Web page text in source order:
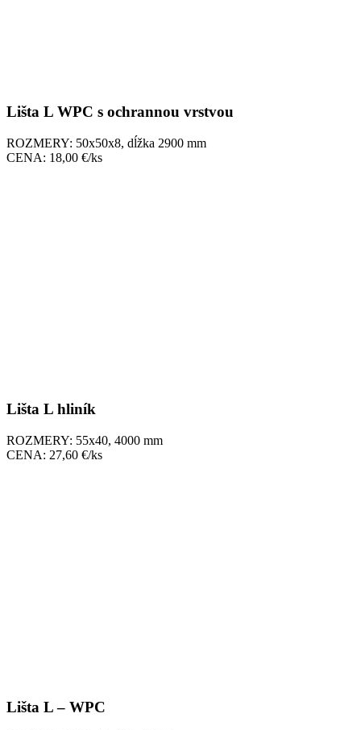
Lišta L WPC s ochrannou vrstvou
ROZMERY: 50x50x8, dĺžka 2900 mm
CENA: 18,00 €/ks
Lišta L hliník
ROZMERY: 55x40, 4000 mm
CENA: 27,60 €/ks
Lišta L – WPC